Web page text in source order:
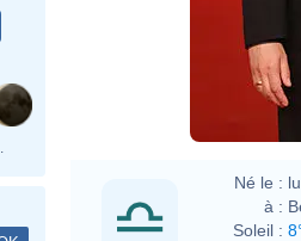
Né le :
à :
Soleil :